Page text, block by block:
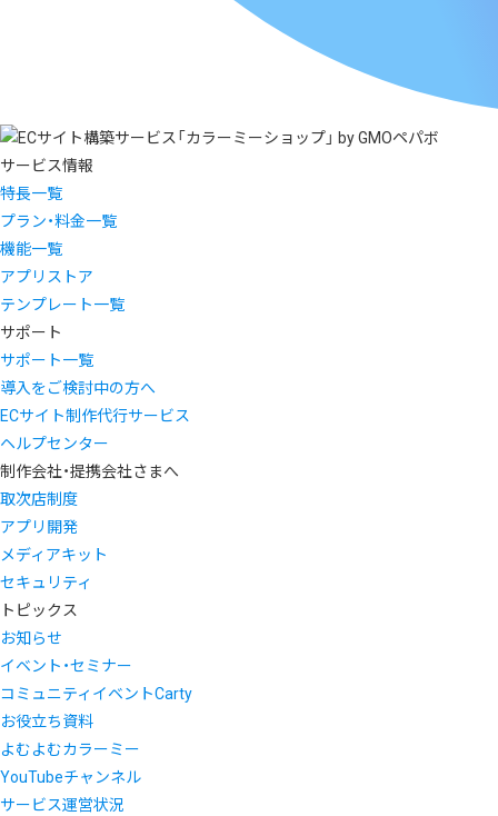
サービス情報
特長一覧
プラン・料金一覧
機能一覧
アプリストア
テンプレート一覧
サポート
サポート一覧
導入をご検討中の方へ
ECサイト制作代行サービス
ヘルプセンター
制作会社・提携会社さまへ
取次店制度
アプリ開発
メディアキット
セキュリティ
トピックス
お知らせ
イベント・セミナー
コミュニティイベントCarty
お役立ち資料
よむよむカラーミー
YouTubeチャンネル
サービス運営状況